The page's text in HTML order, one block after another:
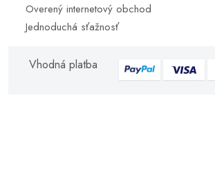
Overený internetový obchod
Jednoduchá sťažnosť
Vhodná platba